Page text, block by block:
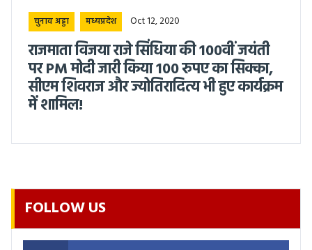
चुनाव अड्डा मध्यप्रदेश Oct 12, 2020
राजमाता विजया राजे सिंधिया की 100वीं जयंती
पर PM मोदी जारी किया 100 रुपए का सिक्का,
सीएम शिवराज और ज्योतिरादित्य भी हुए कार्यक्रम
में शामिल!
FOLLOW US